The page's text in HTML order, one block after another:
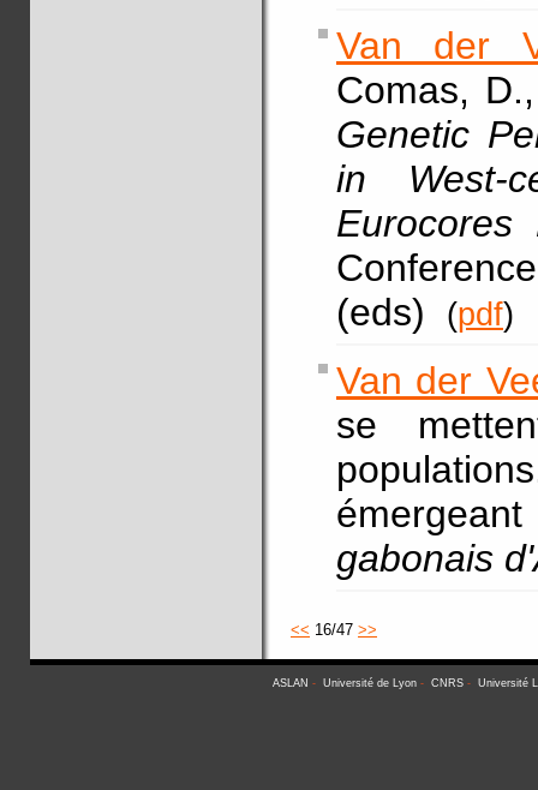
Van der
Comas,
Genetic
in West-
Eurocores
(eds)
(pdf)
Van der
se
gabonais
<< 16/47 >>
ASLAN - Université de Lyon- CNRS- Université